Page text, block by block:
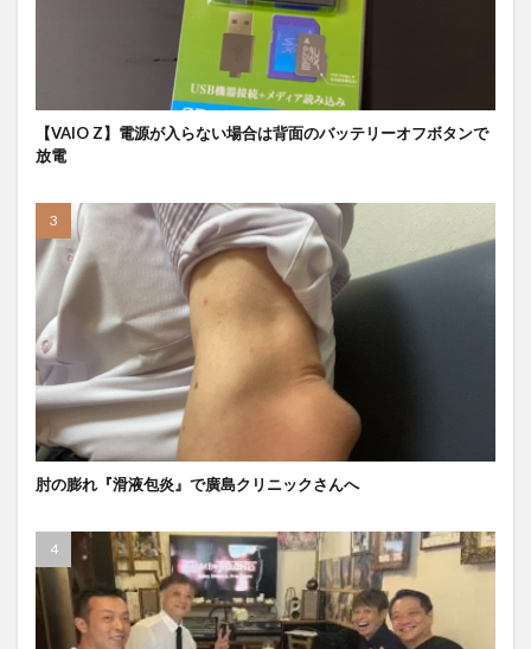
【VAIO Z】電源が入らない場合は背面のバッテリーオフボタンで
放電
肘の膨れ『滑液包炎』で廣島クリニックさんへ